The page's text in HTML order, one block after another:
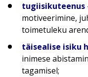
tugiisikuteenus
motiveerimine,
toimetuleku
täisealise isiku
inimese
tagamisel;